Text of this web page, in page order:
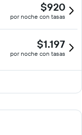
$920
por noche con tasas
$1.197
por noche con tasas